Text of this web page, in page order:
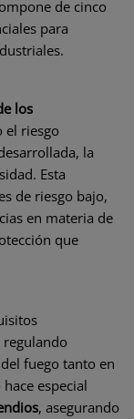
de cinco
para
los
el riesgo
la
Esta
de riesgo bajo,
en materia de
que
fuego tanto en
especial
, asegurando